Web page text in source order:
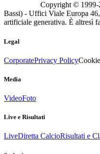
Copyright © 1999-
Bassi) - Uffici Viale Europa
artificiale generativa. È altresì
Legal
CorporatePrivacy Policy
Media
VideoFoto
Live e Risultati
LiveDiretta CalcioRisultati e